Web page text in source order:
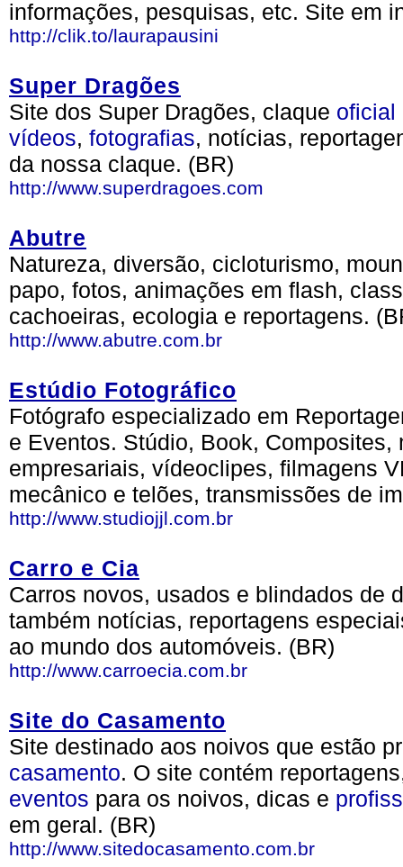
informações, pesquisas, etc. Site em
http://clik.to/laurapausini
Super Dragões
Site dos Super Dragões, claque oficial
vídeos, fotografias, notícias,
da nossa claque. (BR)
http://www.superdragoes.com
Abutre
Natureza, diversão, cicloturismo,
papo, fotos, animações em flash,
cachoeiras, ecologia e reportagens.
http://www.abutre.com.br
Estúdio Fotográfico
Fotógrafo especializado em
e Eventos. Stúdio, Book, Composites,
empresariais, vídeoclipes, filmagens
mecânico e telões, transmissões de
http://www.studiojjl.com.br
Carro e Cia
Carros novos, usados e blindados de
também notícias, reportagens
ao mundo dos automóveis. (BR)
http://www.carroecia.com.br
Site do Casamento
Site destinado aos noivos que estão
casamento. O site contém
eventos para os noivos, dicas e
em geral. (BR)
http://www.sitedocasamento.com.br